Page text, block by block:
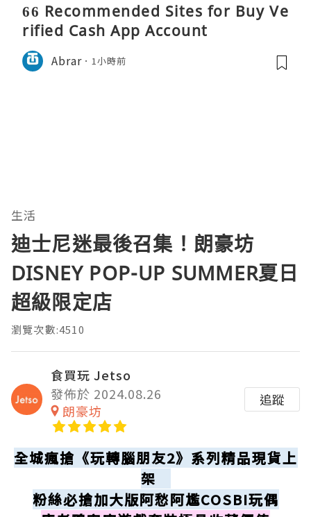
66 Recommended Sites for Buy Ve
rified Cash App Account
Abrar 1小時前
生活
迪士尼迷最後召集！朗豪坊
DISNEY POP-UP SUMMER夏日
超級限定店
瀏覽次數:4510
食買玩 Jetso
發佈於 2024.08.26
朗豪坊
追蹤
全城瘋搶《玩轉腦朋友2》系列精品現貨上
架
粉絲必搶加大版阿愁阿尷COSBI玩偶